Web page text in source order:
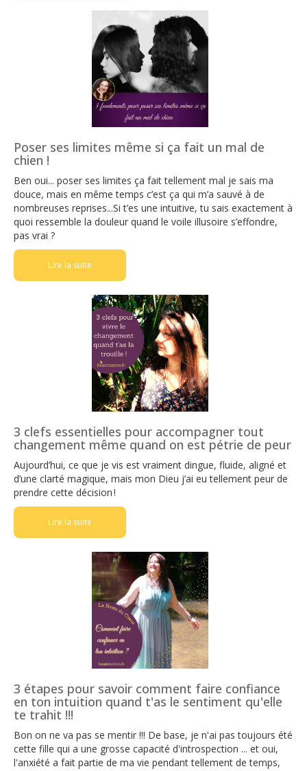
Poser ses limites même si ça fait un mal de
chien !
Ben oui... poser ses limites ça fait tellement mal je sais ma
douce, mais en même temps c’est ça qui m’a sauvé à de
nombreuses reprises...Si t’es une intuitive, tu sais exactement à
quoi ressemble la douleur quand le voile illusoire s’effondre,
pas vrai ?
Lire la suite
3 clefs essentielles pour accompagner tout
changement même quand on est pétrie de peur
Aujourd’hui, ce que je vis est vraiment dingue, fluide, aligné et
d’une clarté magique, mais mon Dieu j’ai eu tellement peur de
prendre cette décision !
Lire la suite
3 étapes pour savoir comment faire confiance
en ton intuition quand t'as le sentiment qu'elle
te trahit !!!
Bon on ne va pas se mentir !!! De base, je n'ai pas toujours été
cette fille qui a une grosse capacité d'introspection ... et oui,
l'anxiété a fait partie de ma vie pendant tellement de temps,